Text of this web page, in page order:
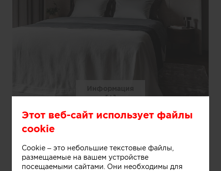
Этот веб-сайт использует файлы
cookie
Cookie – это небольшие текстовые файлы,
размещаемые на вашем устройстве
посещаемыми сайтами. Они необходимы для